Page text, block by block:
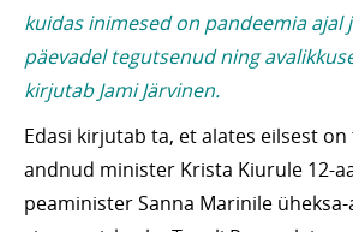
kuidas inimesed on pandeemia ajal
päevadel tegutsenud ning
kirjutab Jami Järvinen.
Edasi kirjutab ta, et alates eilsest
andnud minister Krista Kiurule 12-
peaminister Sanna Marinile